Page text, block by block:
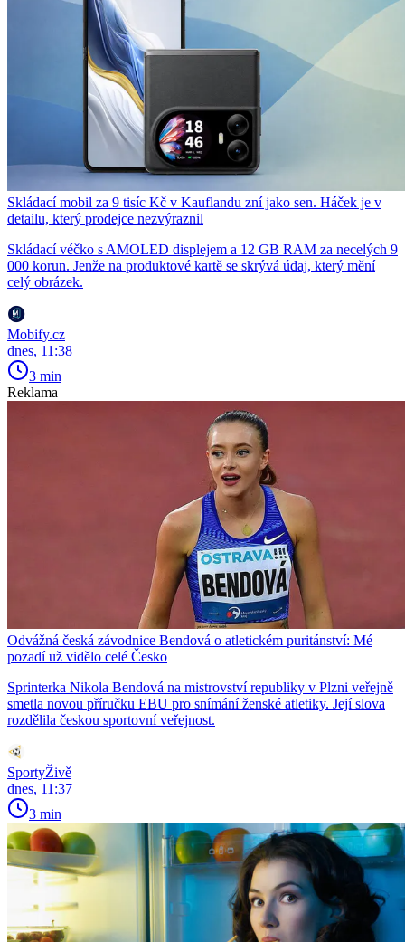
Skládací mobil za 9 tisíc Kč v Kauflandu zní jako sen. Háček je v
detailu, který prodejce nezvýraznil
Skládací véčko s AMOLED displejem a 12 GB RAM za necelých 9
000 korun. Jenže na produktové kartě se skrývá údaj, který mění
celý obrázek.
Mobify.cz
dnes, 11:38
3 min
Reklama
Odvážná česká závodnice Bendová o atletickém puritánství: Mé
pozadí už vidělo celé Česko
Sprinterka Nikola Bendová na mistrovství republiky v Plzni veřejně
smetla novou příručku EBU pro snímání ženské atletiky. Její slova
rozdělila českou sportovní veřejnost.
SportyŽivě
dnes, 11:37
3 min